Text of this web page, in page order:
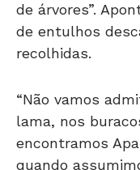
de árvores”.
de entulhos
recolhidas.
“Não vamos
lama, nos
encontramos
quando